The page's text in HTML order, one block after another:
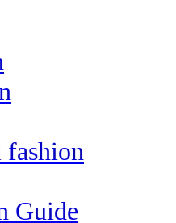
Guide